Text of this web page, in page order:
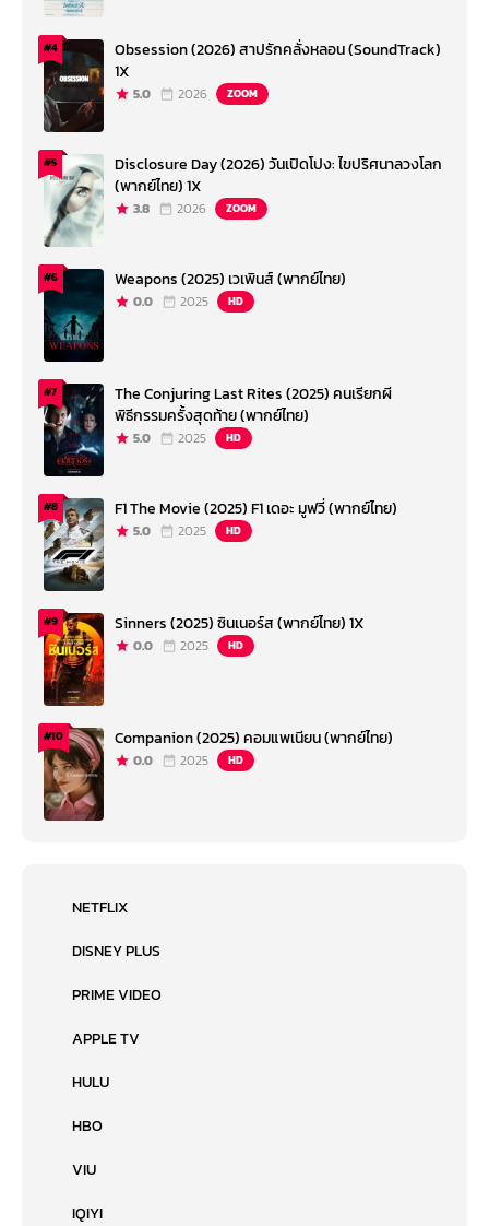
#4
Obsession (2026) สาปรักคลั่งหลอน (SoundTrack)
1X
5.0 2026 ZOOM
#5
Disclosure Day (2026) วันเปิดโปง: ไขปริศนาลวงโลก
(พากย์ไทย) 1X
3.8 2026 ZOOM
#6 Weapons (2025) เวเพินส์ (พากย์ไทย)
0.0 2025 HD
#7
The Conjuring Last Rites (2025) คนเรียกผี
พิธีกรรมครั้งสุดท้าย (พากย์ไทย)
5.0 2025 HD
#8 F1 The Movie (2025) F1 เดอะ มูฟวี่ (พากย์ไทย)
5.0 2025 HD
#9 Sinners (2025) ซินเนอร์ส (พากย์ไทย) 1X
0.0 2025 HD
#10 Companion (2025) คอมแพเนียน (พากย์ไทย)
0.0 2025 HD
NETFLIX
DISNEY PLUS
PRIME VIDEO
APPLE TV
HULU
HBO
VIU
IQIYI